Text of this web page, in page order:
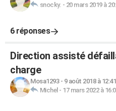
snocky. - 20 mars 2019 à
6 réponses
Direction assisté
charge
Mosa1293- 9 août 2018 à 12:41
Michel - 17 mars 2022 à